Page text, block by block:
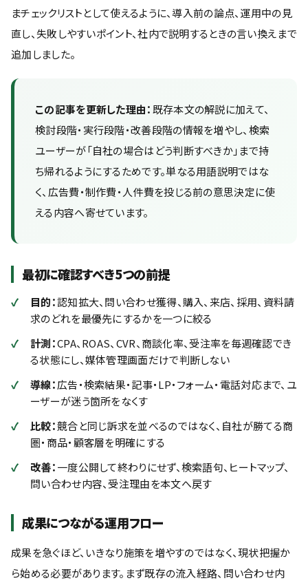
まチェックリストとして使えるように、導入前の論点、運用中の見
直し、失敗しやすいポイント、社内で説明するときの言い換えまで
追加しました。
この記事を更新した理由：既存本文の解説に加えて、
検討段階・実行段階・改善段階の情報を増やし、検索
ユーザーが「自社の場合はどう判断すべきか」まで持
ち帰れるようにするためです。単なる用語説明ではな
く、広告費・制作費・人件費を投じる前の意思決定に使
える内容へ寄せています。
最初に確認すべき5つの前提
目的：認知拡大、問い合わせ獲得、購入、来店、採用、資料請
求のどれを最優先にするかを一つに絞る
計測：CPA、ROAS、CVR、商談化率、受注率を毎週確認でき
る状態にし、媒体管理画面だけで判断しない
導線：広告・検索結果・記事・LP・フォーム・電話対応まで、ユ
ーザーが迷う箇所をなくす
比較：競合と同じ訴求を並べるのではなく、自社が勝てる商
圏・商品・顧客層を明確にする
改善：一度公開して終わりにせず、検索語句、ヒートマップ、
問い合わせ内容、受注理由を本文へ戻す
成果につながる運用フロー
成果を急ぐほど、いきなり施策を増やすのではなく、現状把握か
ら始める必要があります。まず既存の流入経路、問い合わせ内